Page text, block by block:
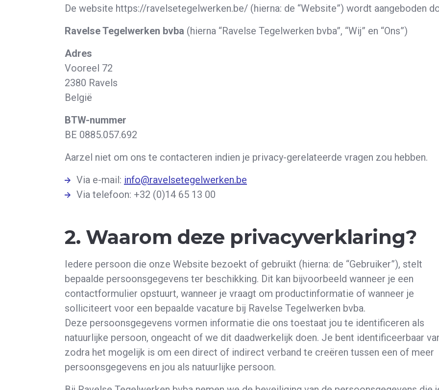
De website https://ravelsetegelwerken.be/ (hierna: de “Website”) wordt aangeboden
Ravelse Tegelwerken bvba (hierna “Ravelse Tegelwerken bvba”, “Wij” en “Ons”)
Adres
Vooreel 72
2380 Ravels
België
BTW-nummer
BE 0885.057.692
Aarzel niet om ons te contacteren indien je privacy-gerelateerde vragen zou hebben.
Via e-mail: info@ravelsetegelwerken.be
Via telefoon: +32 (0)14 65 13 00
2. Waarom deze privacyverklaring?
Iedere persoon die onze Website bezoekt of gebruikt (hierna: de “Gebruiker”), stelt
bepaalde persoonsgegevens ter beschikking. Dit kan bijvoorbeeld wanneer je een
contactformulier opstuurt, wanneer je vraagt om productinformatie of wanneer je
solliciteert voor een bepaalde vacature bij Ravelse Tegelwerken bvba.
Deze persoonsgegevens vormen informatie die ons toestaat jou te identificeren als
natuurlijke persoon, ongeacht of we dit daadwerkelijk doen. Je bent identificeerbaar
zodra het mogelijk is om een direct of indirect verband te creëren tussen een of meer
persoonsgegevens en jou als natuurlijke persoon.